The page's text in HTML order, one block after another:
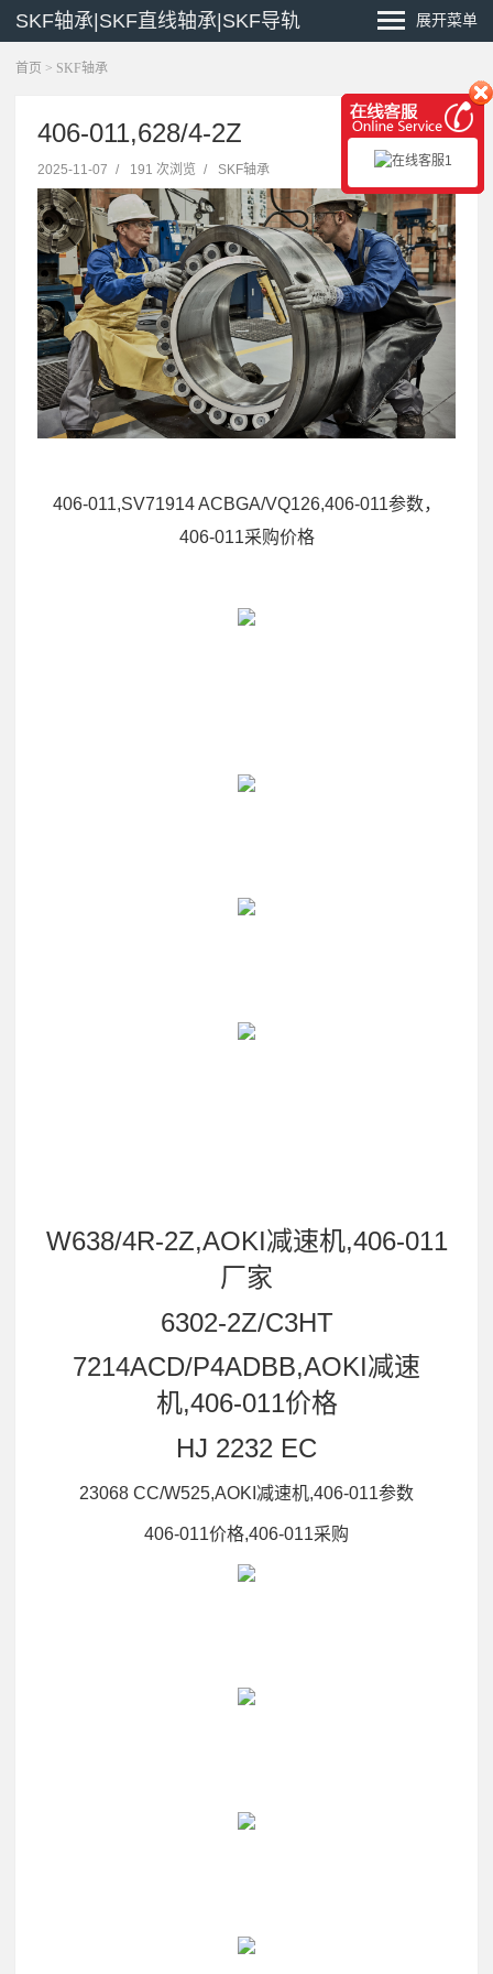
SKF轴承|SKF直线轴承|SKF导轨 展开菜单
首页 > SKF轴承
406-011,628/4-2Z
2025-11-07 / 191 次浏览 / SKF轴承
406-011,SV71914 ACBGA/VQ126,406-011参数，
406-011采购价格
W638/4R-2Z,AOKI减速机,406-011
厂家
6302-2Z/C3HT
7214ACD/P4ADBB,AOKI减速
机,406-011价格
HJ 2232 EC
23068 CC/W525,AOKI减速机,406-011参数
406-011价格,406-011采购